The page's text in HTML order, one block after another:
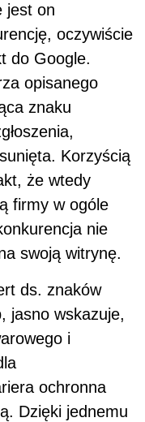
jest on
oczywiście
do Google.
opisanego
znaku
Korzyścią
że wtedy
firmy w ogóle
nie
swoją witrynę.
ds. znaków
jasno wskazuje,
i
ochronna
Dzięki jednemu